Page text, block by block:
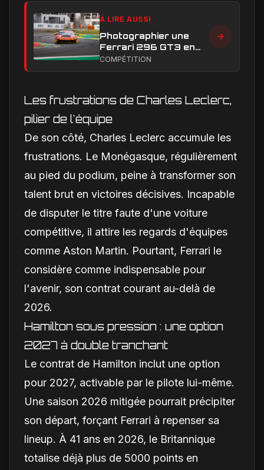
À LIRE AUSSI
Photographier une
Ferrari 296 GT3 en
action : construire une
COMPÉTITION
Les frustrations de Charles Leclerc,
pilier de l'équipe
De son côté, Charles Leclerc accumule les
frustrations. Le Monégasque, régulièrement
au pied du podium, peine à transformer son
talent brut en victoires décisives. Incapable
de disputer le titre faute d'une voiture
compétitive, il attire les regards d'équipes
comme Aston Martin. Pourtant, Ferrari le
considère comme indispensable pour
l'avenir, son contrat courant au-delà de
2026.
Hamilton sous pression : une option
2027 à double tranchant
Le contrat de Hamilton inclut une option
pour 2027, activable par le pilote lui-même.
Une saison 2026 mitigée pourrait précipiter
son départ, forçant Ferrari à repenser sa
lineup. À 41 ans en 2026, le Britannique
totalise déjà plus de 5000 points en